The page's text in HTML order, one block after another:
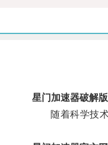
星门加速器破解版
随着科学技术